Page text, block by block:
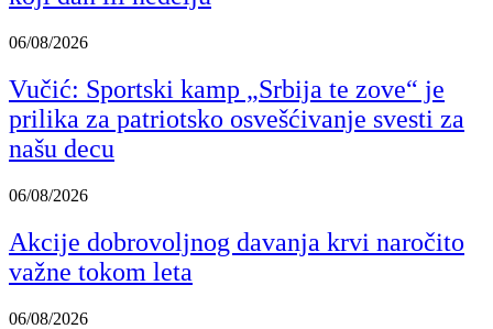
06/08/2026
Vučić: Sportski kamp „Srbija te zove“ je
prilika za patriotsko osvešćivanje svesti za
našu decu
06/08/2026
Akcije dobrovoljnog davanja krvi naročito
važne tokom leta
06/08/2026